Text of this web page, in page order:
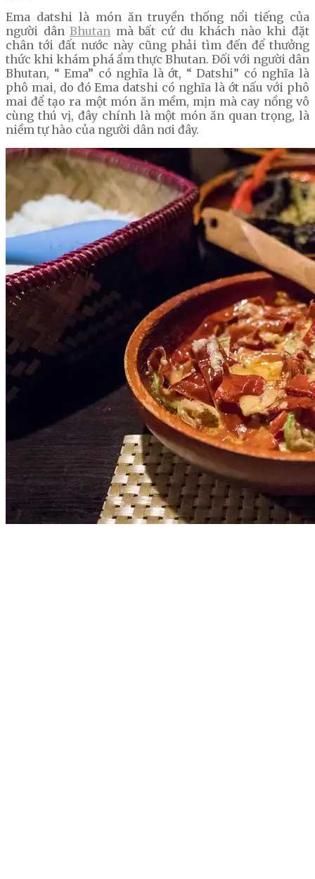
Ema datshi là món ăn truyền thống nổi tiếng của
người dânBhutan mà bất cứ du khách nào khi đặt
chân tới đất nước này cũng phải tìm đến để thưởng
thức khi khám phá ẩm thực Bhutan. Đối với người dân
Bhutan, “ Ema” có nghĩa là ớt, “ Datshi” có nghĩa là
phô mai, do đó Ema datshi có nghĩa là ớt nấu với phô
mai để tạo ra một món ăn mềm, mịn mà cay nồng vô
cùng thú vị, đây chính là một món ăn quan trọng, là
niềm tự hào của người dân nơi đây.